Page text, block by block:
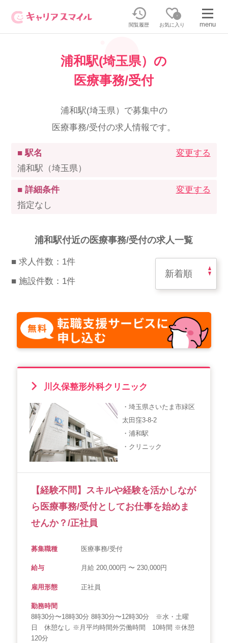
閲覧履歴
0
お気に入り menu
無料相談・お問い合わせはこちら
無料転職相談・お問い合わせの内容を
正社員／パートで働く
派遣で働く
介護の資格取得について
その他のお問い合わせ
採用担当者様はこちら
派遣求人を探す
介護のリスキリング
スマイルカのsmileコラム
介護・看護のお仕事について
利用者の声
WEB勤怠
支店連絡先一覧
会社概要 個人情報保護方針 利用規約
サイトマップ
浦和駅(埼玉県）の
医療事務/受付
浦和駅(埼玉県）で募集中の
医療事務/受付の求人情報です。
■ 駅名
浦和駅（埼玉県）
変更する
■ 詳細条件
指定なし
変更する
浦和駅付近の医療事務/受付の求人一覧
■ 求人件数：1件
■ 施設件数：1件
川久保整形外科クリニック
・埼玉県さいたま市緑区
太田窪3-8-2
・浦和駅
・クリニック
【経験不問】スキルや経験を活かしなが
ら医療事務/受付としてお仕事を始めま
せんか？/正社員
募集職種 医療事務/受付
給与 月給 200,000円 〜 230,000円
雇用形態 正社員
勤務時間
8時30分〜18時30分 8時30分〜12時30分 ※水・土曜
日 休憩なし ※月平均時間外労働時間 10時間 ※休憩
120分